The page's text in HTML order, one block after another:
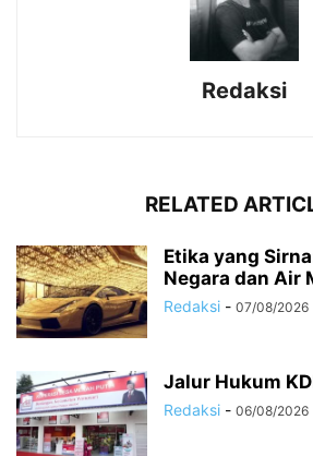
Redaksi
RELATED
Etika yang
Negara dan Air
Redaksi - 07/08/2026
Jalur Hukum
Redaksi - 06/08/2026